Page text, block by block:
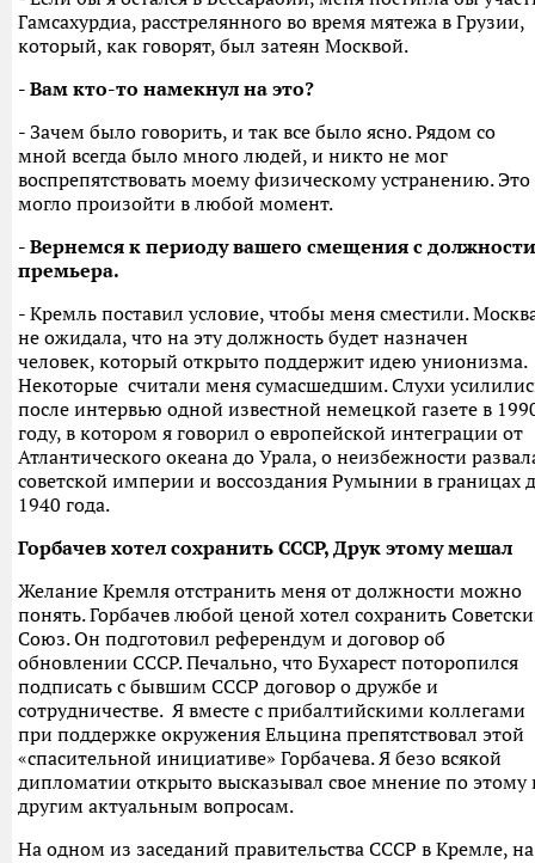
Гамсахурдиа, расстрелянного во время мятежа в Грузии,
который, как говорят, был затеян Москвой.
- Вам кто-то намекнул на это?
- Зачем было говорить, и так все было ясно. Рядом со
мной всегда было много людей, и никто не мог
воспрепятствовать моему физическому устранению. Это
могло произойти в любой момент.
- Вернемся к периоду вашего смещения с должности
премьера.
- Кремль поставил условие, чтобы меня сместили.
не ожидала, что на эту должность будет назначен
человек, который открыто поддержит идею унионизма.
Некоторые считали меня сумасшедшим. Слухи
после интервью одной известной немецкой газете в
году, в котором я говорил о европейской интеграции от
Атлантического океана до Урала, о неизбежности
советской империи и воссоздания Румынии в границах
1940 года.
Горбачев хотел сохранить СССР, Друк этому мешал
Желание Кремля отстранить меня от должности можно
понять. Горбачев любой ценой хотел сохранить
Союз. Он подготовил референдум и договор об
обновлении СССР. Печально, что Бухарест поторопился
подписать с бывшим СССР договор о дружбе и
сотрудничестве. Я вместе с прибалтийскими коллегами
при поддержке окружения Ельцина препятствовал этой
«спасительной инициативе» Горбачева. Я безо всякой
дипломатии открыто высказывал свое мнение по этому
другим актуальным вопросам.
На одном из заседаний правительства СССР в Кремле, на